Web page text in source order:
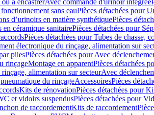
à encastrerAvec commande d'urinoir intégrée
sans eauPièces détachées pour
d’urinoirs en matière synthétiquePièces
en céramique sanitairePièces détachées pour
Pièces détachées pour Tubes de chasse,
électronique du rinçage, alimentation sur
pilesPièces détachées pour Avec
rinçageMontage en apparentPièces détachées
alimentation sur secteurAvec
du rinçageAccessoiresPièces
Kits de rénovationPièces détachées pour
et vidoirs suspendusPièces détachées pour
de raccordementKits de raccordement